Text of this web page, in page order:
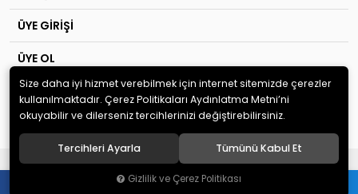
ÜYE GİRİŞİ
ÜYE OL
© 2020 TIP KİM SAN Ltd.Şti . Tüm hakları saklıdır.
Yeni Nesil E-Ticaret Sistemleri ile Hazırlanmıştır.
Size daha iyi hizmet verebilmek için internet sitemizde çerezler
kullanılmaktadır. Çerez Politikaları Aydınlatma Metni’ni
okuyabilir ve dilerseniz tercihlerinizi değiştirebilirsiniz.
Tercihleri Ayarla Tümünü Kabul Et
Gizlilik ve Çerez Politikası